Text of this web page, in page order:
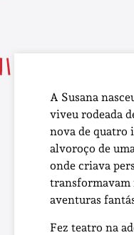
A Susana
viveu rodeada
nova de quatro
alvoroço de
onde criava
transformavam
aventuras
Fez teatro na